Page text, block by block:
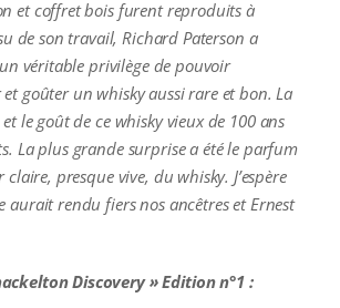
et coffret bois furent reproduits à
de son travail, Richard Paterson a
un véritable privilège de pouvoir
goûter un whisky aussi rare et bon. La
le goût de ce whisky vieux de 100 ans
La plus grande surprise a été le parfum
presque vive, du whisky. J’espère
aurait rendu fiers nos ancêtres et Ernest
Discovery » Edition n°1 :